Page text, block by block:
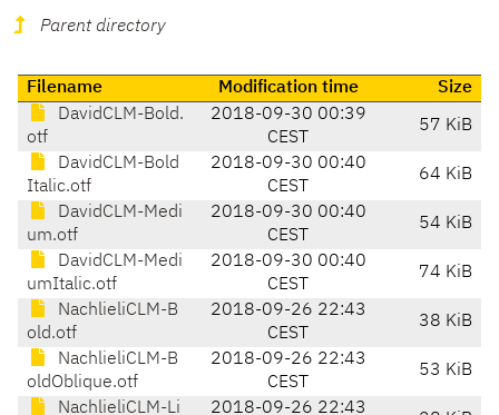
Parent directory
Filename Modification time
Size
DavidCLM-Bold.
otf
2018-09-30 00:39
CEST
57 KiB
DavidCLM-Bold
Italic.otf
2018-09-30 00:40
CEST
64 KiB
DavidCLM-Medi
um.otf
2018-09-30 00:40
CEST
54 KiB
DavidCLM-Medi
umItalic.otf
2018-09-30 00:40
CEST
74 KiB
NachlieliCLM-B
old.otf
2018-09-26 22:43
CEST
38 KiB
NachlieliCLM-B
oldOblique.otf
2018-09-26 22:43
CEST
53 KiB
NachlieliCLM-Li
2018-09-26 22:43